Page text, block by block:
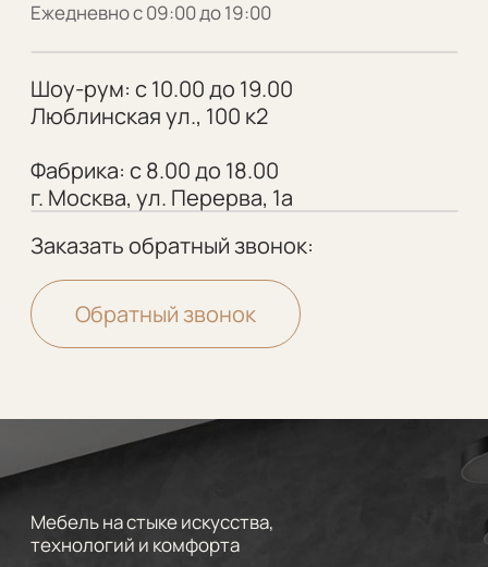
VALEDO
Отзывы
Шкафы-купе
© 2005-2026 Копирование материалов без
разрешения правообладателя строго запрещено
Политика конфиденциальности
Разработка сайта
Мебель в ванную